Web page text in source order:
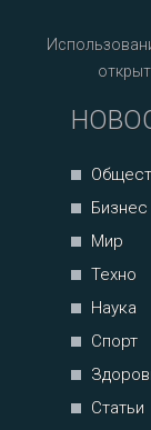
Бизнес
Мир
Техно
Наука
Спорт
Статьи